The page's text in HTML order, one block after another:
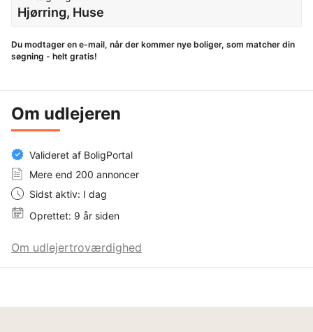
Hjørring, Huse
Du modtager en e-mail, når der kommer nye boliger, som matcher din
søgning - helt gratis!
Om udlejeren
Valideret af BoligPortal
Mere end 200 annoncer
Sidst aktiv: I dag
Oprettet: 9 år siden
Om udlejertroværdighed